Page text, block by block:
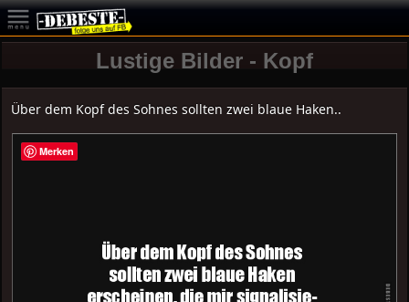
Lustige Bilder - Kopf
Über dem Kopf des Sohnes sollten zwei blaue Haken..
Merken